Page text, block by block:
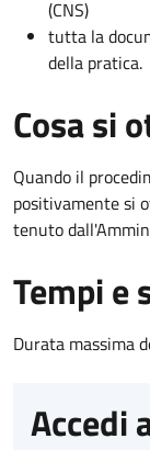
(CNS)
tutta la
della pratica.
Cosa si
Quando il
positivamente si
tenuto
Tempi e
Durata massima
Accedi